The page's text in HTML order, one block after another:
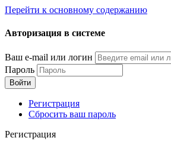
Перейти к основному содержанию
Авторизация в системе
Ваш e-mail или логин
Пароль
Регистрация
Сбросить ваш пароль
Регистрация